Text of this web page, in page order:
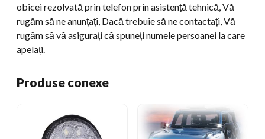
obicei rezolvată prin telefon prin asistență tehnică, Vă
rugăm să ne anunțați, Dacă trebuie să ne contactați, Vă
rugăm să vă asigurați că spuneți numele persoanei la care
apelați.
Produse conexe